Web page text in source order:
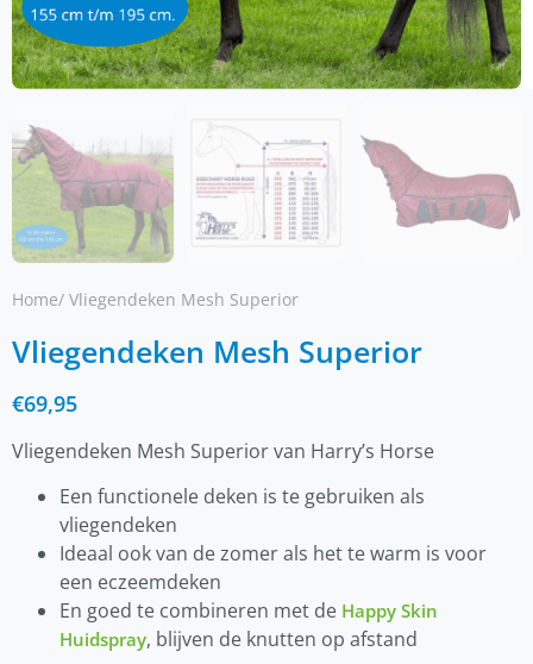
Home/ Vliegendeken Mesh Superior
Vliegendeken Mesh Superior
€69,95
Vliegendeken Mesh Superior van Harry’s Horse
Een functionele deken is te gebruiken als
vliegendeken
Ideaal ook van de zomer als het te warm is voor
een eczeemdeken
En goed te combineren met de Happy Skin
Huidspray, blijven de knutten op afstand